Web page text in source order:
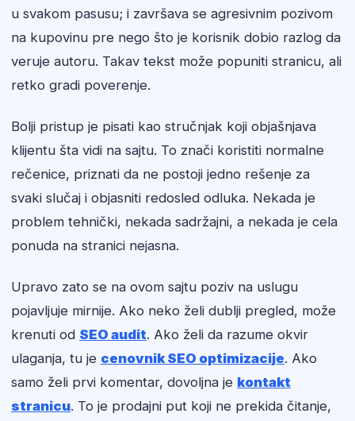
u svakom pasusu; i završava se agresivnim pozivom
na kupovinu pre nego što je korisnik dobio razlog da
veruje autoru. Takav tekst može popuniti stranicu, ali
retko gradi poverenje.
Bolji pristup je pisati kao stručnjak koji objašnjava
klijentu šta vidi na sajtu. To znači koristiti normalne
rečenice, priznati da ne postoji jedno rešenje za
svaki slučaj i objasniti redosled odluka. Nekada je
problem tehnički, nekada sadržajni, a nekada je cela
ponuda na stranici nejasna.
Upravo zato se na ovom sajtu poziv na uslugu
pojavljuje mirnije. Ako neko želi dublji pregled, može
krenuti od SEO audit. Ako želi da razume okvir
ulaganja, tu je cenovnik SEO optimizacije. Ako
samo želi prvi komentar, dovoljna je kontakt
stranicu. To je prodajni put koji ne prekida čitanje,